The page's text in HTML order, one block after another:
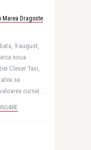
Marea Dragoste
9 august,
noua
Clever Taxi,
sa
cursei ..